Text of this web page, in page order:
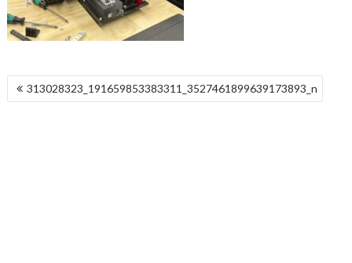
NAWIGACJA
WPISU
313028323_191659853383311_3527461899639173893_n